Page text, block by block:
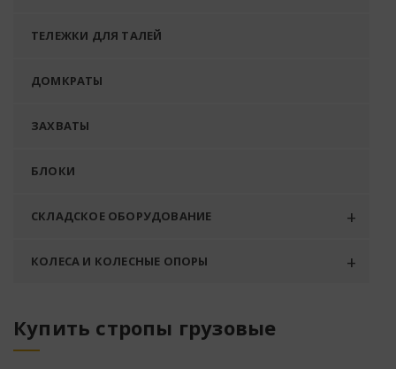
ТЕЛЕЖКИ ДЛЯ ТАЛЕЙ
ДОМКРАТЫ
ЗАХВАТЫ
БЛОКИ
СКЛАДСКОЕ ОБОРУДОВАНИЕ
КОЛЕСА И КОЛЕСНЫЕ ОПОРЫ
Купить стропы грузовые